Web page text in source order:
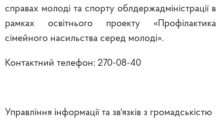
справах молоді та спорту облдержадміністрації в
рамках освітнього проекту «Профілактика
сімейного насильства серед молоді».
Контактний телефон: 270-08-40
Управління інформації та зв'язків з громадськістю